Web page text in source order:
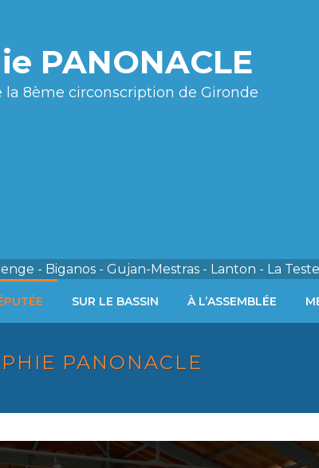
PANONACLE
la 8ème circonscription de Gironde
- Biganos - Gujan-Mestras - Lanton - La
SUR LE BASSIN À L’ASSEMBLÉE
PANONACLE